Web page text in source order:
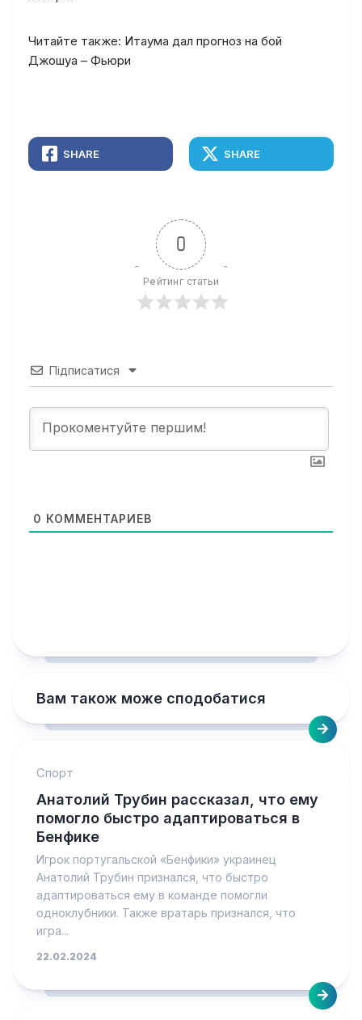
Читайте также: Итаума дал прогноз на бой
Джошуа – Фьюри
SHARE SHARE
0
Рейтинг статьи
Підписатися
0 КОММЕНТАРИЕВ
Вам також може сподобатися
Спорт
Анатолий Трубин рассказал, что ему
помогло быстро адаптироваться в
Бенфике
Игрок португальской «Бенфики» украинец
Анатолий Трубин признался, что быстро
адаптироваться ему в команде помогли
одноклубники. Также вратарь признался, что
игра...
22.02.2024